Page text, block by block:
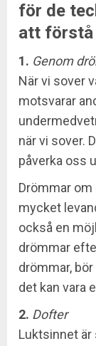
för de
att förstå
1. Genom
När vi sover
motsvarar
när vi sover.
påverka oss
Drömmar
mycket
också en
drömmar
drömmar,
det kan vara
2. Dofter
Luktsinnet